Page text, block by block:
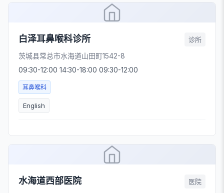
白泽耳鼻喉科诊所 诊所
茨城县常总市水海道山田町1542-8
09:30-12:00 14:30-18:00 09:30-12:00
耳鼻喉科
English
水海道西部医院 医院